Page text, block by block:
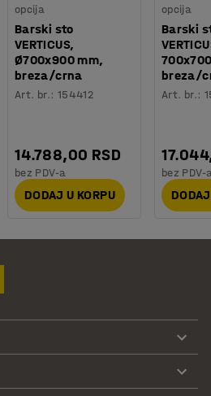
opcija
Barski sto
VERTICUS,
Ø700x900 mm,
breza/crna
Art. br.: 154412
14.788,00 RSD
bez PDV-a
DODAJ U KORPU
opcija
Barski
breza/
Art. br.:
bez PDV-